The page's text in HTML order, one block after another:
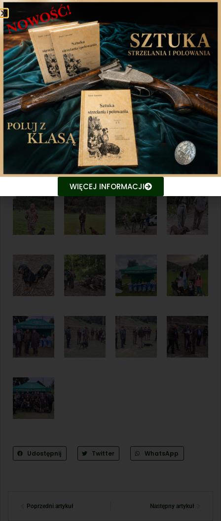
imprez kynologicznych i już dzisiaj zapraszamy na
kolejne jego edycje.
Zarząd Okręgowy PZŁ Nowy Sącz
Udostępnij Twitter WhatsApp
Poprzedni artykuł Następny artykuł
WIĘCEJ INFORMACJI